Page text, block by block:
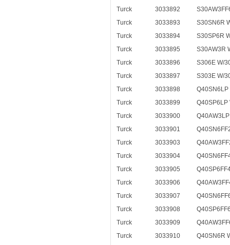
Turck
3033892
Turck
3033893
S30SN6R
Turck
3033894
S30SP6R
Turck
3033895
S30AW3R
Turck
3033896
S306E W/
Turck
3033897
S303E W/
Turck
3033898
Q40SN6LP
Turck
3033899
Q40SP6LP
Turck
3033900
Turck
3033901
Turck
3033903
Turck
3033904
Turck
3033905
Turck
3033906
Turck
3033907
Turck
3033908
Turck
3033909
Turck
3033910
Q40SN6R